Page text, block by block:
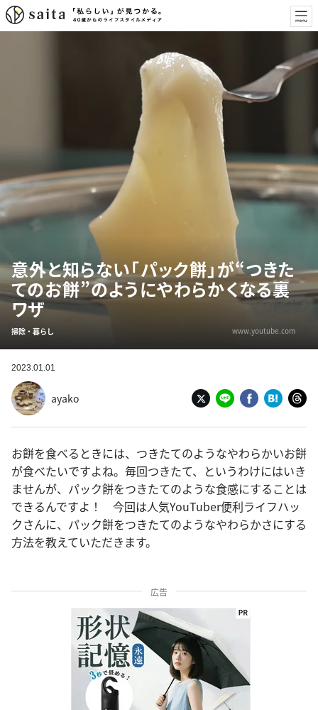
意外と知らない「パック餅」が“つきた
てのお餅”のようにやわらかくなる裏
ワザ
掃除・暮らし www.youtube.com
2023.01.01
ayako
お餅を食べるときには、つきたてのようなやわらかいお餅
が食べたいですよね。毎回つきたて、というわけにはいき
ませんが、パック餅をつきたてのような食感にすることは
できるんですよ！ 今回は人気YouTuber便利ライフハッ
クさんに、パック餅をつきたてのようなやわらかさにする
方法を教えていただきます。
広告